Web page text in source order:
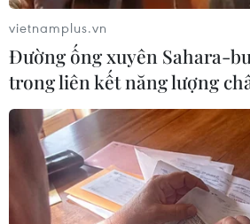
Theo dõi VietnamPlus
vietnamplus.vn
Đường ống xuyên Sahara-
trong liên kết năng lượng